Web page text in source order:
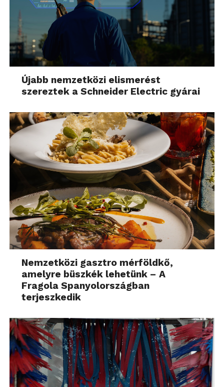
Újabb nemzetközi elismerést
szereztek a Schneider Electric gyárai
Nemzetközi gasztro mérföldkő,
amelyre büszkék lehetünk – A
Fragola Spanyolországban
terjeszkedik